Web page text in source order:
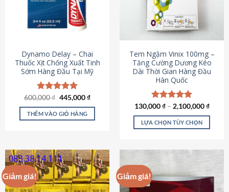
Dynamo Delay – Chai
Thuốc Xịt Chống Xuất Tinh
Sớm Hàng Đầu Tại Mỹ
Được xếp
hạng5.00
5 sao
600,000₫ Giá
là:
600,000 ₫.
445,000₫Giá
tại
THÊM VÀO GIỎ HÀNG
Tem Ngậm Vinix 100mg –
Tăng Cường Dương Kéo
Dài Thời Gian Hàng Đầu
Hàn Quốc
Được xếp
hạng5.00
5 sao
130,000₫– 2,100,000₫
LỰA CHỌN TÙY CHỌN
nhiều
biến
Giảm giá! Giảm giá!